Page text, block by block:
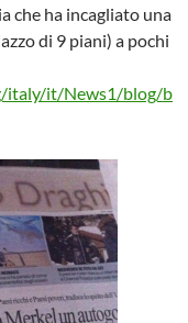
che ha incagliato una
di 9 piani) a pochi
italy/it/News1/blog/b